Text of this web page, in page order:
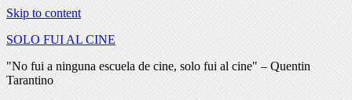
Skip to content
SOLO FUI AL CINE
"No fui a ninguna escuela de cine, solo fui al cine" – Quentin
Tarantino